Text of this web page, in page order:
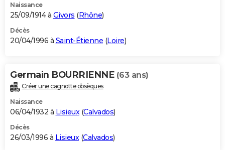
Naissance
25/09/1914 à Givors (Rhône)
Décès
20/04/1996 à Saint-Étienne (Loire)
Germain BOURRIENNE (63 ans)
Créer une cagnotte obsèques
Naissance
06/04/1932 à Lisieux (Calvados)
Décès
26/03/1996 à Lisieux (Calvados)